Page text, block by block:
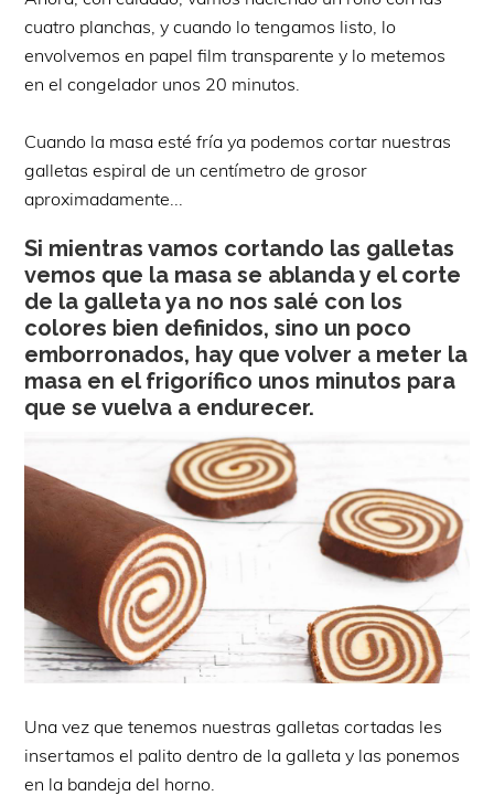
cuatro planchas, y cuando lo tengamos listo, lo
envolvemos en papel film transparente y lo metemos
en el congelador unos 20 minutos.
Cuando la masa esté fría ya podemos cortar nuestras
galletas espiral de un centímetro de grosor
aproximadamente...
Si mientras vamos cortando las galletas
vemos que la masa se ablanda y el corte
de la galleta ya no nos salé con los
colores bien definidos, sino un poco
emborronados, hay que volver a meter la
masa en el frigorífico unos minutos para
que se vuelva a endurecer.
Una vez que tenemos nuestras galletas cortadas les
insertamos el palito dentro de la galleta y las ponemos
en la bandeja del horno.